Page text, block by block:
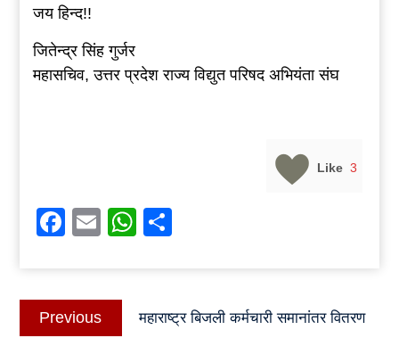
जय हिन्द!!
जितेन्द्र सिंह गुर्जर
महासचिव, उत्तर प्रदेश राज्य विद्युत परिषद अभियंता संघ
Like 3
Facebook
EmailWhatsApp
Post
navigation
Previous
post:
महाराष्ट्र बिजली कर्मचारी समानांतर वितरण